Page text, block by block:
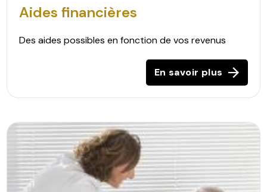
Aides financières
Des aides possibles en fonction de vos revenus
En savoir plus